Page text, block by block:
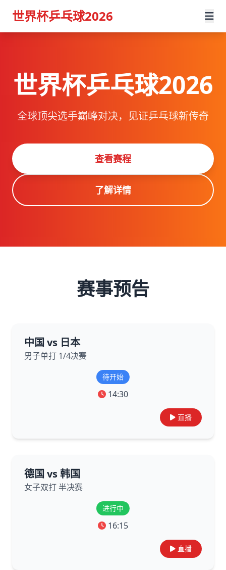
世界杯乒乓球2026
世界杯乒乓球2026
全球顶尖选手巅峰对决，见证乒乓球新传奇
查看赛程
了解详情
赛事预告
中国 vs 日本
男子单打 1/4决赛
待开始
14:30
直播
德国 vs 韩国
女子双打 半决赛
进行中
16:15
直播